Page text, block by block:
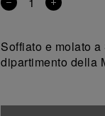
Rimuovi
Aggiungi
Soffiato e molato
dipartimento della